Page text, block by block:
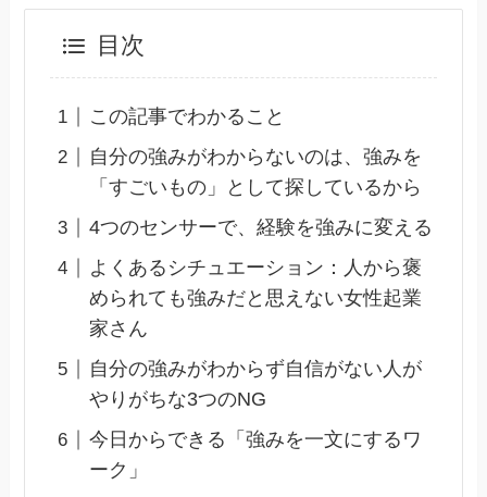
目次
この記事でわかること
自分の強みがわからないのは、強みを
「すごいもの」として探しているから
4つのセンサーで、経験を強みに変える
よくあるシチュエーション：人から褒
められても強みだと思えない女性起業
家さん
自分の強みがわからず自信がない人が
やりがちな3つのNG
今日からできる「強みを一文にするワ
ーク」